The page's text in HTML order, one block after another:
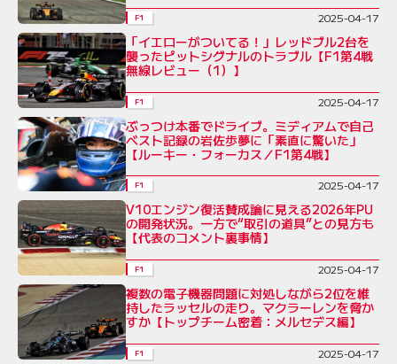
F1 2025-04-17
「イエローがついてる！」レッドブル2台を
襲ったピットシグナルのトラブル【F1第4戦
無線レビュー（1）】
F1 2025-04-17
ぶっつけ本番でドライブ。ミディアムで自己
ベスト記録の岩佐歩夢に「素直に驚いた」
【ルーキー・フォーカス／F1第4戦】
F1 2025-04-17
V10エンジン復活賛成論に見える2026年PU
の開発状況。一方で“取引の道具”との見方も
【代表のコメント裏事情】
F1 2025-04-17
複数の電子機器問題に対処しながら2位を維
持したラッセルの走り。マクラーレンを脅か
すか【トップチーム密着：メルセデス編】
F1 2025-04-17